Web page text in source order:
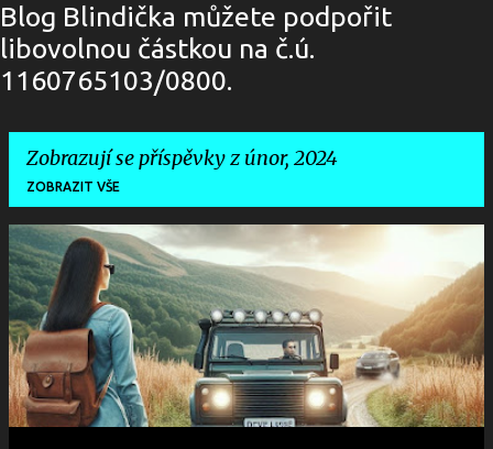
Blog Blindička můžete podpořit
libovolnou částkou na č.ú.
1160765103/0800.
Zobrazují se příspěvky z únor, 2024
ZOBRAZIT VŠE
P
ř
í
s